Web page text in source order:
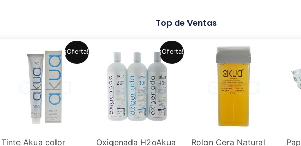
Top de Ventas
¡Oferta!
Tinte Akua color
precio
original
era:
6,99 €.
precio
actual
es:
6,41 €.
Este
producto
múltiples
variantes.
¡Oferta!
Oxigenada H2oAkua
precio
original
era:
5,99 €.
precio
actual
es:
4,99 €.
Este
producto
Rolon Cera Natural